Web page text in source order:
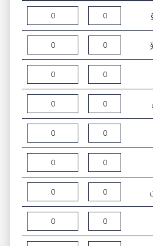
0
0
0
0
0
0
0
0
0
0
0
0
0
0
0
0